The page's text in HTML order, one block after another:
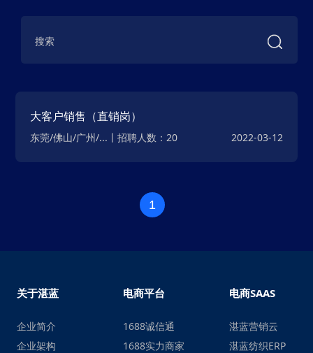
大客户销售（直销岗）
东莞/佛山/广州/...丨招聘人数：20 2022-03-12
1
关于湛蓝
企业简介
企业架构
电商平台
1688诚信通
1688实力商家
电商SAAS
湛蓝营销云
湛蓝纺织ERP